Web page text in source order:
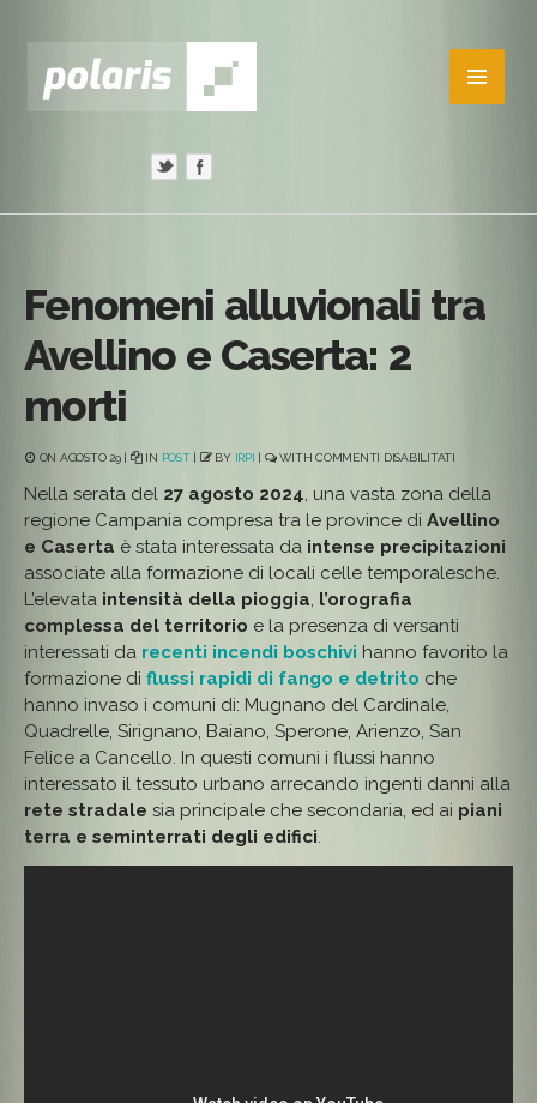
Fenomeni alluvionali tra
Avellino e Caserta: 2
morti
ON AGOSTO 29 | IN POST| BY IRPI | WITH COMMENTI DISABILITATISU
ALLUVIONALI
TRA
AVELLINO
CASERTA:
MORTI
Nella serata del 27 agosto 2024, una vasta zona della
regione Campania compresa tra le province di Avellino
e Caserta è stata interessata da intense precipitazioni
associate alla formazione di locali celle temporalesche.
L’elevata intensità della pioggia, l’orografia
complessa del territorio e la presenza di versanti
interessati da recenti incendi boschivi hanno favorito la
formazione di flussi rapidi di fango e detrito che
hanno invaso i comuni di: Mugnano del Cardinale,
Quadrelle, Sirignano, Baiano, Sperone, Arienzo, San
Felice a Cancello. In questi comuni i flussi hanno
interessato il tessuto urbano arrecando ingenti danni alla
rete stradale sia principale che secondaria, ed ai piani
terra e seminterrati degli edifici.